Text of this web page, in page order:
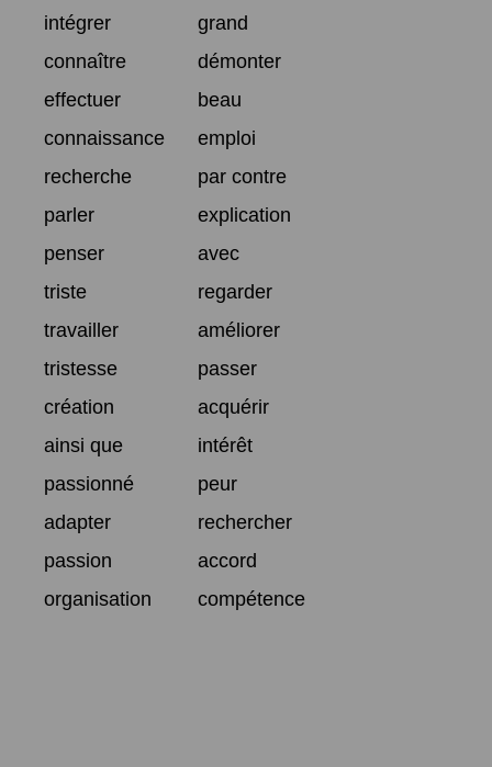
intégrer
grand
connaître
démonter
effectuer
beau
connaissance
emploi
recherche
par contre
parler
explication
penser
avec
triste
regarder
travailler
améliorer
tristesse
passer
création
acquérir
ainsi que
intérêt
passionné
peur
adapter
rechercher
passion
accord
organisation
compétence